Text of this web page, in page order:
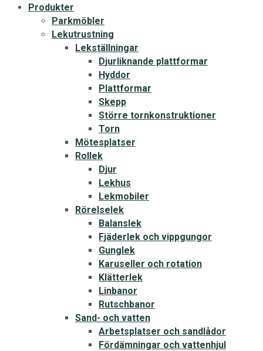
Produkter
Parkmöbler
Lekutrustning
Lekställningar
Djurliknande plattformar
Hyddor
Plattformar
Skepp
Större tornkonstruktioner
Torn
Mötesplatser
Rollek
Djur
Lekhus
Lekmobiler
Rörelselek
Balanslek
Fjäderlek och vippgungor
Gunglek
Karuseller och rotation
Klätterlek
Linbanor
Rutschbanor
Sand- och vatten
Arbetsplatser och sandlådor
Fördämningar och vattenhjul